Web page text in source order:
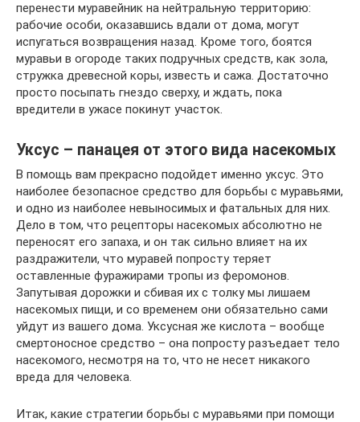
перенести муравейник на нейтральную территорию:
рабочие особи, оказавшись вдали от дома, могут
испугаться возвращения назад. Кроме того, боятся
муравьи в огороде таких подручных средств, как зола,
стружка древесной коры, известь и сажа. Достаточно
просто посыпать гнездо сверху, и ждать, пока
вредители в ужасе покинут участок.
Уксус – панацея от этого вида насекомых
В помощь вам прекрасно подойдет именно уксус. Это
наиболее безопасное средство для борьбы с муравьями,
и одно из наиболее невыносимых и фатальных для них.
Дело в том, что рецепторы насекомых абсолютно не
переносят его запаха, и он так сильно влияет на их
раздражители, что муравей попросту теряет
оставленные фуражирами тропы из феромонов.
Запутывая дорожки и сбивая их с толку мы лишаем
насекомых пищи, и со временем они обязательно сами
уйдут из вашего дома. Уксусная же кислота – вообще
смертоносное средство – она попросту разъедает тело
насекомого, несмотря на то, что не несет никакого
вреда для человека.
Итак, какие стратегии борьбы с муравьями при помощи